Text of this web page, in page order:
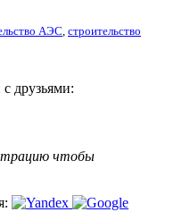
АЭС, строительство
с друзьями:
чтобы